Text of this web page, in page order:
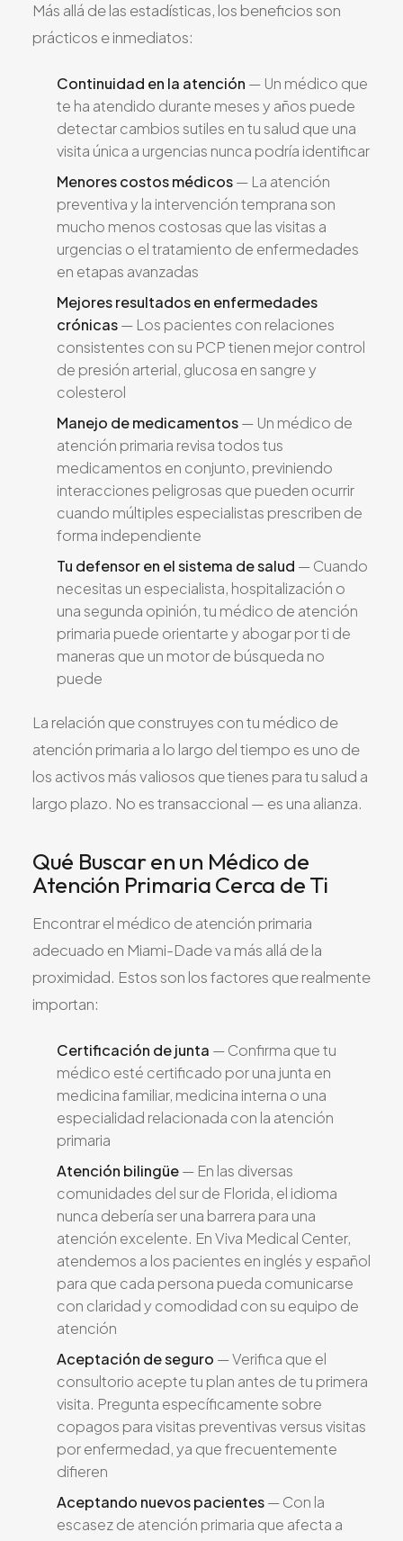
Más allá de las estadísticas, los beneficios son
prácticos e inmediatos:
Continuidad en la atención — Un médico que
te ha atendido durante meses y años puede
detectar cambios sutiles en tu salud que una
visita única a urgencias nunca podría identificar
Menores costos médicos— La atención
preventiva y la intervención temprana son
mucho menos costosas que las visitas a
urgencias o el tratamiento de enfermedades
en etapas avanzadas
Mejores resultados en enfermedades
crónicas— Los pacientes con relaciones
consistentes con su PCP tienen mejor control
de presión arterial, glucosa en sangre y
colesterol
Manejo de medicamentos— Un médico de
atención primaria revisa todos tus
medicamentos en conjunto, previniendo
interacciones peligrosas que pueden ocurrir
cuando múltiples especialistas prescriben de
forma independiente
Tu defensor en el sistema de salud — Cuando
necesitas un especialista, hospitalización o
una segunda opinión, tu médico de atención
primaria puede orientarte y abogar por ti de
maneras que un motor de búsqueda no
puede
La relación que construyes con tu médico de
atención primaria a lo largo del tiempo es uno de
los activos más valiosos que tienes para tu salud a
largo plazo. No es transaccional — es una alianza.
Qué Buscar en un Médico de
Atención Primaria Cerca de Ti
Encontrar el médico de atención primaria
adecuado en Miami-Dade va más allá de la
proximidad. Estos son los factores que realmente
importan:
Certificación de junta — Confirma que tu
médico esté certificado por una junta en
medicina familiar, medicina interna o una
especialidad relacionada con la atención
primaria
Atención bilingüe— En las diversas
comunidades del sur de Florida, el idioma
nunca debería ser una barrera para una
atención excelente. En Viva Medical Center,
atendemos a los pacientes en inglés y español
para que cada persona pueda comunicarse
con claridad y comodidad con su equipo de
atención
Aceptación de seguro — Verifica que el
consultorio acepte tu plan antes de tu primera
visita. Pregunta específicamente sobre
copagos para visitas preventivas versus visitas
por enfermedad, ya que frecuentemente
difieren
Aceptando nuevos pacientes— Con la
escasez de atención primaria que afecta a